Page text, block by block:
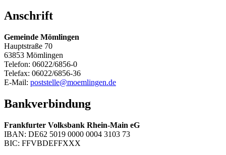
Anschrift
Gemeinde Mömlingen
Hauptstraße 70
63853 Mömlingen
Telefon: 06022/6856-0
Telefax: 06022/6856-36
E-Mail: poststelle@moemlingen.de
Bankverbindung
Frankfurter Volksbank Rhein-Main eG
IBAN: DE62 5019 0000 0004 3103 73
BIC: FFVBDEFFXXX